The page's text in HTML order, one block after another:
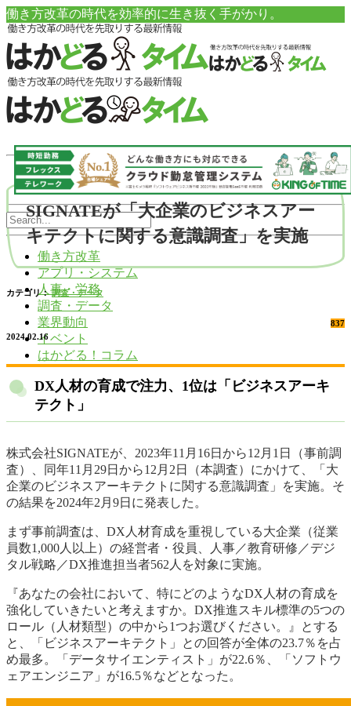
働き方改革の時代を効率的に生き抜く手がかり。
働き方改革
アプリ・システム
人事・労務
調査・データ
業界動向
イベント
はかどる！コラム
SIGNATEが「大企業のビジネスアー
キテクトに関する意識調査」を実施
カテゴリ： 調査・データ
837
2024.02.16
DX人材の育成で注力、1位は「ビジネスアーキ
テクト」
株式会社SIGNATEが、2023年11月16日から12月1日（事前調
査）、同年11月29日から12月2日（本調査）にかけて、「大
企業のビジネスアーキテクトに関する意識調査」を実施。そ
の結果を2024年2月9日に発表した。
まず事前調査は、DX人材育成を重視している大企業（従業
員数1,000人以上）の経営者・役員、人事／教育研修／デジ
タル戦略／DX推進担当者562人を対象に実施。
『あなたの会社において、特にどのようなDX人材の育成を
強化していきたいと考えますか。DX推進スキル標準の5つの
ロール（人材類型）の中から1つお選びください。』とする
と、「ビジネスアーキテクト」との回答が全体の23.7％を占
め最多。「データサイエンティスト」が22.6％、「ソフトウ
ェアエンジニア」が16.5％などとなった。